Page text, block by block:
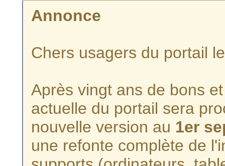
Annonce
Chers usagers du portail
Après vingt ans de bons
actuelle du portail sera
nouvelle version au 1er
une refonte complète de